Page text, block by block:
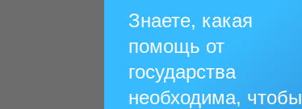
Знаете, какая
помощь от
государства
необходима, чтобы